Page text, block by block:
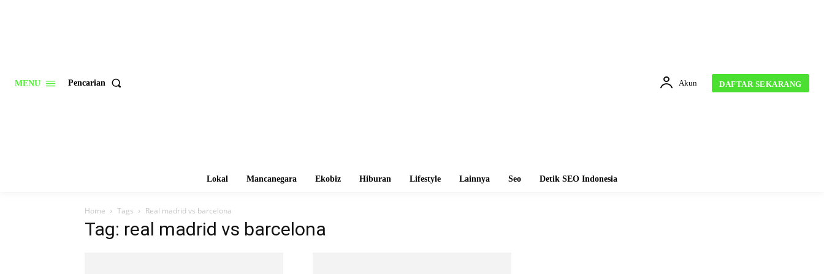
MENU Pencarian Akun DAFTAR SEKARANG
Lokal Mancanegara Ekobiz Hiburan Lifestyle Lainnya Seo Detik SEO Indonesia
Home Tags Real madrid vs barcelona
Tag: real madrid vs barcelona